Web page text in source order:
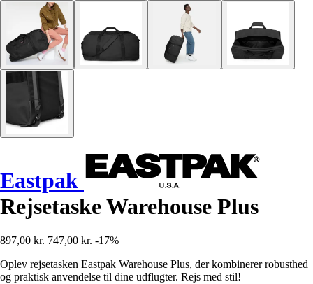
Eastpak
Rejsetaske Warehouse Plus
897,00 kr. 747,00 kr. -17%
Oplev rejsetasken Eastpak Warehouse Plus, der kombinerer robusthed
og praktisk anvendelse til dine udflugter. Rejs med stil!